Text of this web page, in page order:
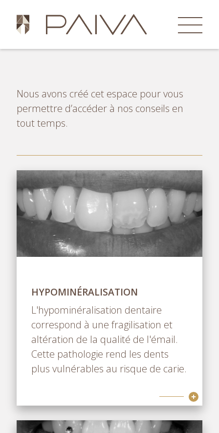
ACTUALITÉS
AU PLUS PROCHE DE
Nous avons créé cet espace pour vous
permettre d’accéder à nos conseils en
tout temps.
HYPOMINÉRALISATION
L'hypominéralisation dentaire
correspond à une fragilisation et
altération de la qualité de l'émail.
Cette pathologie rend les dents
plus vulnérables au risque de carie.